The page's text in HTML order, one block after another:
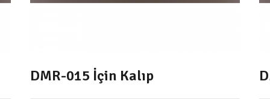
DMR-015 İçin Kalıp